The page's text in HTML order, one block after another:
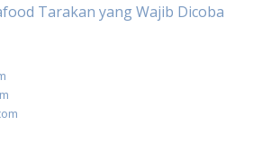
Tarakan yang Wajib Dicoba